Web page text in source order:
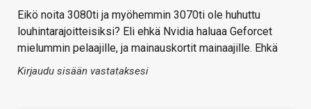
Eikö noita 3080ti ja myöhemmin 3070ti ole huhuttu
louhintarajoitteisiksi? Eli ehkä Nvidia haluaa Geforcet
mielummin pelaajille, ja mainauskortit mainaajille. Ehkä
Kirjaudu sisään vastataksesi